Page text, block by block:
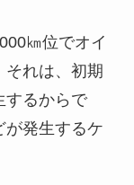
㎞位でオイ
それは、初期
するからで
が発生するケ